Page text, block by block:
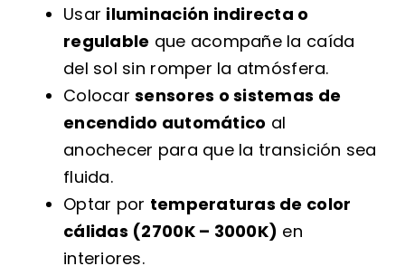
Usar iluminación indirecta o
regulable que acompañe la caída
del sol sin romper la atmósfera.
Colocarsensores o sistemas de
encendido automático al
anochecer para que la transición sea
fluida.
Optar por temperaturas de color
cálidas (2700K – 3000K) en
interiores.